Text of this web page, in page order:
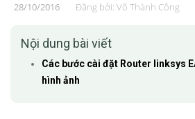
28/10/2016 Đăng bởi: Võ Thành Công
Nội dung bài viết
Các bước cài đặt Router linksys
hình ảnh